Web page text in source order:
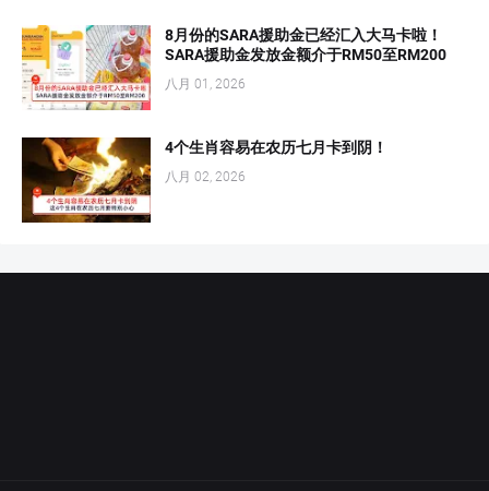
8月份的SARA援助金已经汇入大马卡啦！
SARA援助金发放金额介于RM50至RM200
八月 01, 2026
4个生肖容易在农历七月卡到阴！
八月 02, 2026